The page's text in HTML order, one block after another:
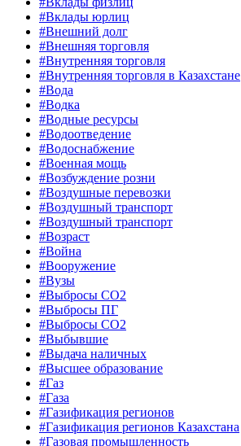
#Вклады юрлиц
#Внешний долг
#Внешняя торговля
#Внутренняя торговля
#Внутренняя торговля в Казахстане
#Вода
#Водка
#Водные ресурсы
#Водоотведение
#Водоснабжение
#Военная мощь
#Возбуждение розни
#Воздушные перевозки
#Воздушный транспорт
#Воздушный транспорт
#Возраст
#Война
#Вооружение
#Вузы
#Выбросы CO2
#Выбросы ПГ
#Выбросы СО2
#Выбывшие
#Выдача наличных
#Высшее образование
#Газ
#Газа
#Газификация регионов
#Газификация регионов Казахстана
#Газовая промышленность